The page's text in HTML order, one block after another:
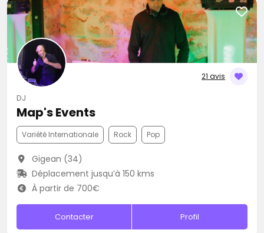
21 avis
DJ
Map's Events
Variété Internationale Rock Pop
Gigean (34)
Déplacement jusqu’à 150 kms
À partir de 700€
Contacter Profil